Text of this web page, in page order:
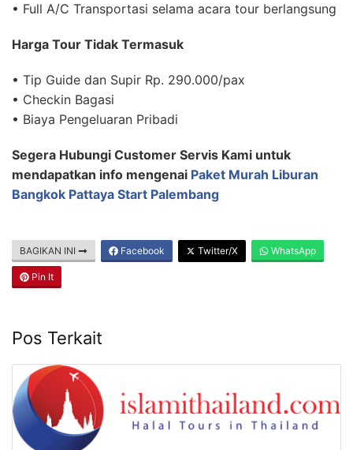
• Full A/C Transportasi selama acara tour berlangsung
Harga Tour Tidak Termasuk
• Tip Guide dan Supir Rp. 290.000/pax
• Checkin Bagasi
• Biaya Pengeluaran Pribadi
Segera Hubungi Customer Servis Kami untuk
mendapatkan info mengenai Paket Murah Liburan
Bangkok Pattaya Start Palembang
BAGIKAN INI Facebook Twitter/X WhatsApp
Pin It
Pos Terkait